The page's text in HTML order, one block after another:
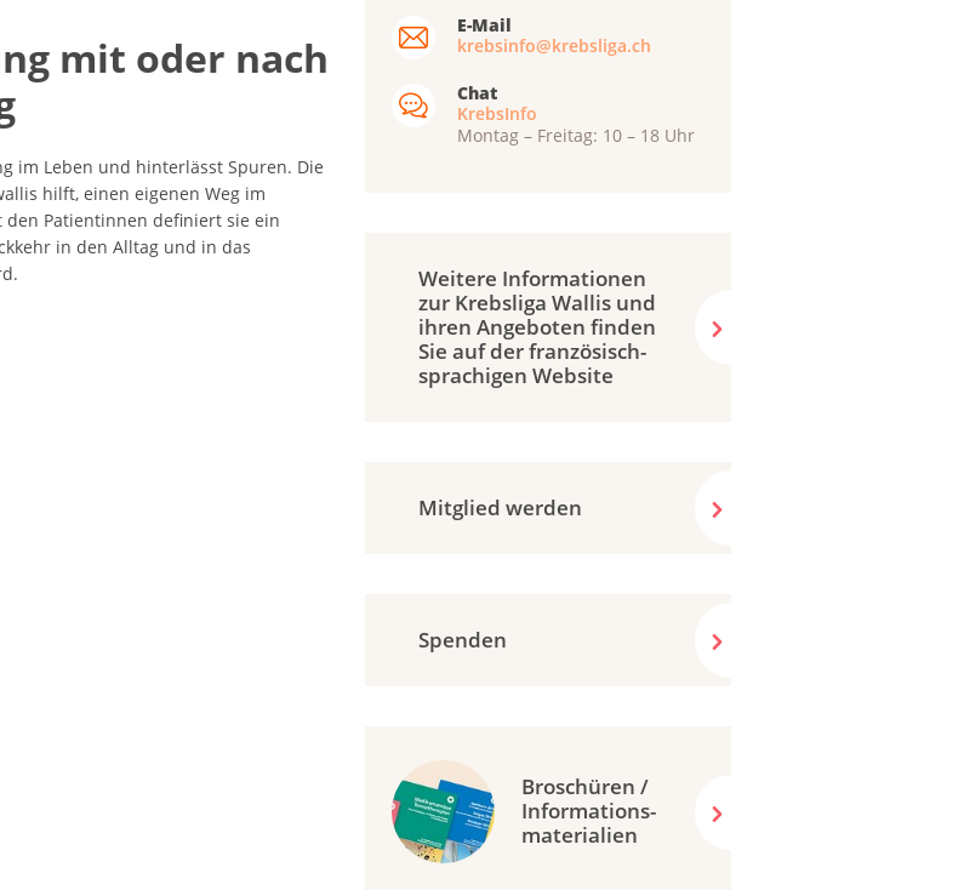
mit oder nach
im Leben und hinterlässt Spuren. Die
hilft, einen eigenen Weg im
Patientinnen definiert sie ein
in den Alltag und in das
E-Mail
krebsinfo@krebsliga.ch
Chat
KrebsInfo
Montag – Freitag: 10 – 18 Uhr
Weitere Informationen
zur Krebsliga Wallis und
ihren Angeboten finden
Sie auf der französisch­
sprachigen Website
Mitglied werden
Spenden
Broschüren /
Informations-
materialien